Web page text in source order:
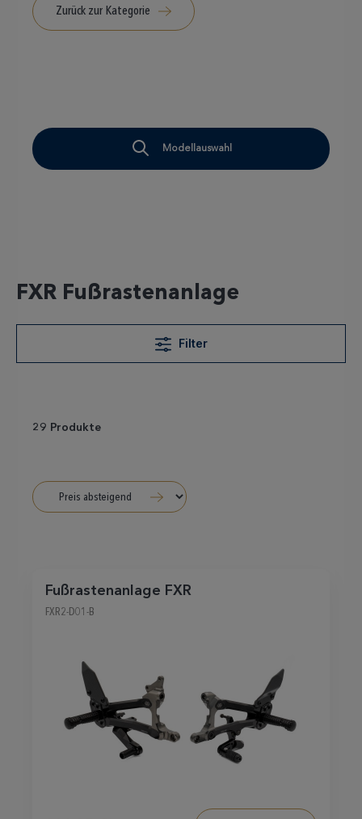
Zurück zur Kategorie
Modellauswahl
FXR Fußrastenanlage
Filter
29 Produkte
Fußrastenanlage FXR
FXR2-D01-B